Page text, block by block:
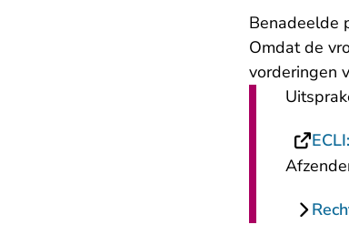
Benadeelde
Omdat de
vorderingen